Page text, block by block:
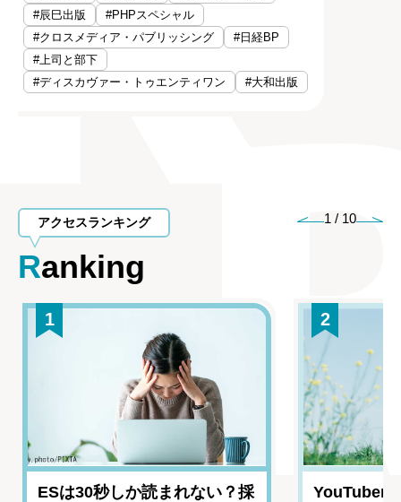
#辰巳出版
#PHPスペシャル
#クロスメディア・パブリッシング
#日経BP
#上司と部下
#ディスカヴァー・トゥエンティワン
#大和出版
アクセスランキング
Ranking
1 / 10
1
ESは30秒しか読まれない？採
2
YouTuber